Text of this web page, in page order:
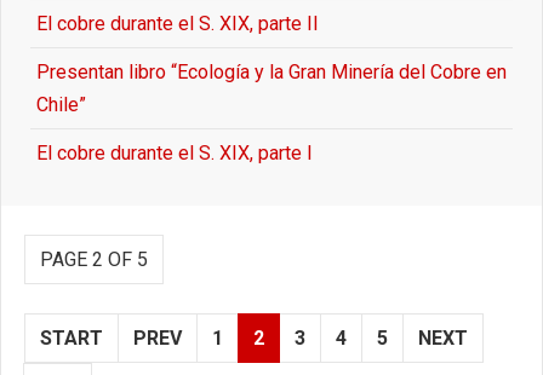
El cobre durante el S. XIX, parte II
Presentan libro “Ecología y la Gran Minería del Cobre en
Chile”
El cobre durante el S. XIX, parte I
PAGE 2 OF 5
START PREV 1 2 3 4 5 NEXT